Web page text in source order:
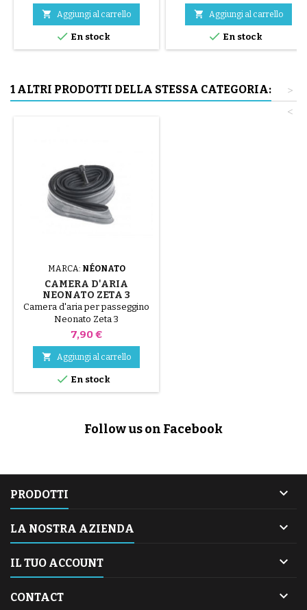
 Aggiungi al carrello
 En stock
oppure 3 parti in acciaio ( grigio
) Il montaggio del pneumatico
avviene a mano, senza attrezzi,
per evitare di forare la camera
 Aggiungi al carrello
 En stock
1 ALTRI PRODOTTI DELLA STESSA CATEGORIA:
>
<
MARCA: NÉONATO
CAMERA D'ARIA
NEONATO ZETA 3
Camera d'aria per passeggino
Neonato Zeta 3
Prezzo
7,90 €
 Aggiungi al carrello
 En stock
Follow us on Facebook
PRODOTTI 
LA NOSTRA AZIENDA 
IL TUO ACCOUNT 
CONTACT 